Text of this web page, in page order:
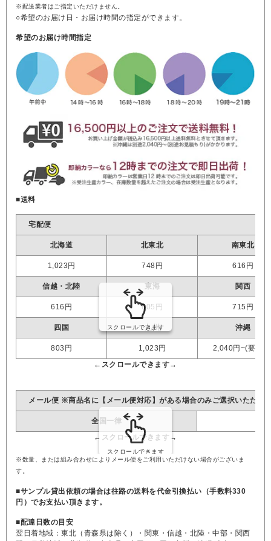
※配送業者はご指定いただけません。
○希望のお届け日・お届け時間の指定ができます。
希望のお届け時間指定
■送料
宅配便
北海道 北東北 南東北
1,023円 748円 616円
信越・北陸 東海 関西
616円 605円 715円
四国 九州 沖縄
803円 1,023円 2,040円~(要見
メール便 ※商品名に【メール便対応】がある場合のみご選択いただけ
全国一律
※数量、または組み合わせによりメール便をご利用いただけない場合がございま
す。
■サンプル貸出依頼の場合は往路の送料を代金引換払い（手数料330
円）でお支払い頂きます。
■配達日数の目安
翌日着地域：東北（青森県は除く）・関東・信越・北陸・中部・関西